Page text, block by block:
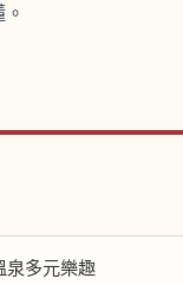
泉多元樂趣